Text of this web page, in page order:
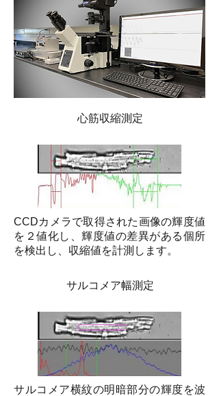
心筋収縮測定
CCDカメラで取得された画像の輝度値
を２値化し、輝度値の差異がある個所
を検出し、収縮値を計測します。
サルコメア幅測定
サルコメア横紋の明暗部分の輝度を波